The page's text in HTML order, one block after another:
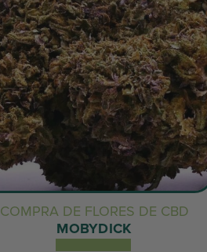
COMPRA DE FLORES DE CBD
MOBYDICK